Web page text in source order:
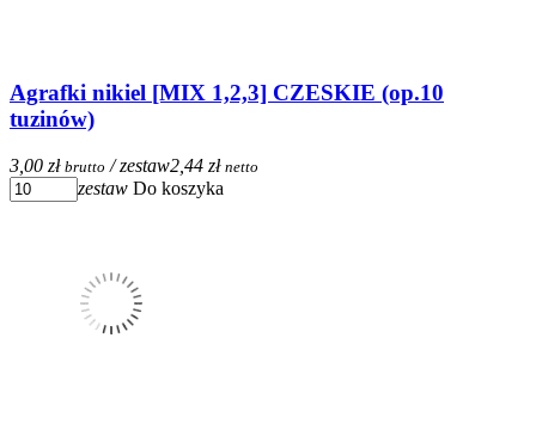
Agrafki nikiel [MIX 1,2,3] CZESKIE (op.10
tuzinów)
3,00 zł brutto / zestaw2,44 zł netto
zestaw Do koszyka